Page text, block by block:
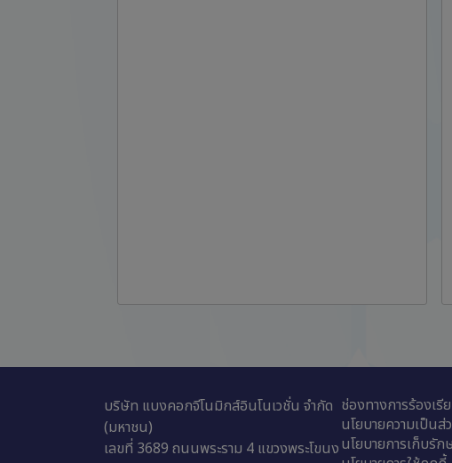
บริษัท แบงคอกจีโนมิกส์อินโนเวชั่น จำกัด
(มหาชน)
เลขที่ 3689 ถนนพระราม 4 แขวงพระโขนง
ช่องทางการร้องเรี
นโยบายความเป็นส่
นโยบายการเก็บรั